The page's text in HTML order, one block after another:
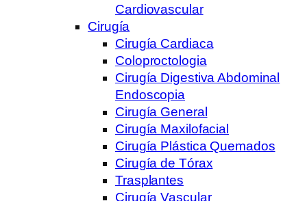
Cardiovascular
Cirugía
Cirugía Cardiaca
Coloproctologia
Cirugía Digestiva Abdominal
Endoscopia
Cirugía General
Cirugía Maxilofacial
Cirugía Plástica Quemados
Cirugía de Tórax
Trasplantes
Cirugía Vascular